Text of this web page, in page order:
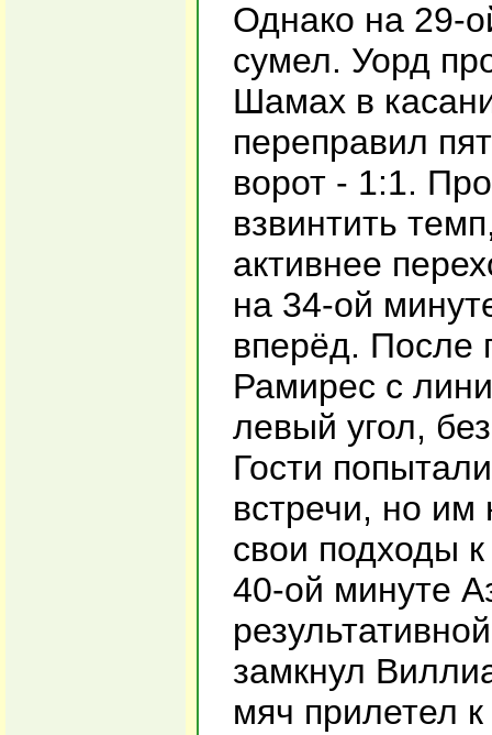
Однако на 29-
сумел. Уорд
Шамах в
переправил
ворот - 1:1.
взвинтить
активнее
на 34-ой
вперёд. После
Рамирес с
левый угол,
Гости
встречи, но им
свои подходы
40-ой минуте
замкнул
мяч прилетел